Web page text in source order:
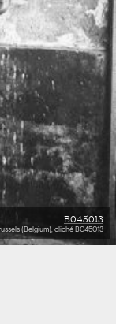
B045013
(Belgium), cliché B045013